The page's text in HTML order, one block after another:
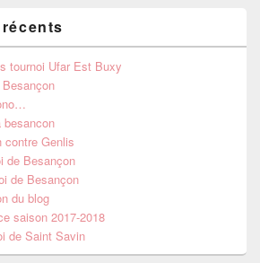
tournoi Ufar Est Buxy
besancon
contre Genlis
de Besançon
de Besançon
du blog
saison 2017-2018
de Saint Savin